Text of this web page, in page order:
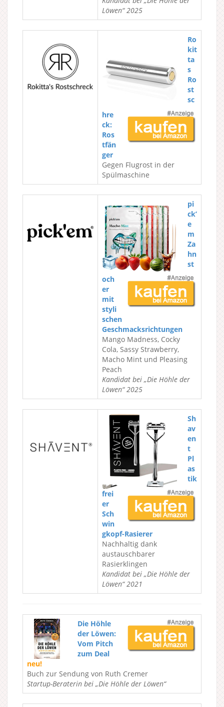
Löwen“ 2025
Ro
kit
ta
s
Ro
st
sc
hre
ck:
Ros
tfän
ger
Gegen Flugrost in der
Spülmaschine
pi
ck’
e
m
Za
hn
st
och
er
mit
styli
schen
Geschmacksrichtungen
Mango Madness, Cocky
Cola, Sassy Strawberry,
Macho Mint und Pleasing
Peach
Kandidat bei „Die Höhle der
Löwen“ 2025
Sh
av
en
t
Pl
as
tik
frei
er
Sch
win
gkopf-Rasierer
Nachhaltig dank
austauschbarer
Rasierklingen
Kandidat bei „Die Höhle der
Löwen“ 2021
Die Höhle
der Löwen:
Vom Pitch
zum Deal
neu!
Buch zur Sendung von Ruth Cremer
Startup-Beraterin bei „Die Höhle der Löwen“